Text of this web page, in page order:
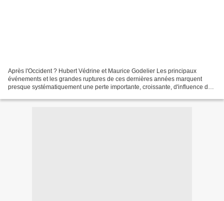
Après l'Occident ? Hubert Védrine et Maurice Godelier Les principaux
événements et les grandes ruptures de ces dernières années marquent
presque systématiquement une perte importante, croissante, d'influence de